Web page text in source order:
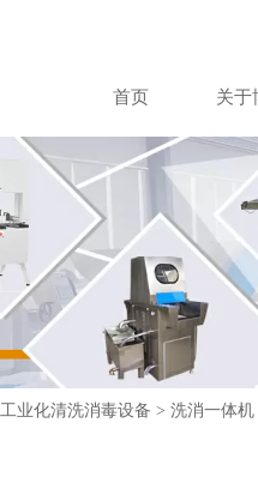
首页
工业化清洗消毒设备 >洗消一体机